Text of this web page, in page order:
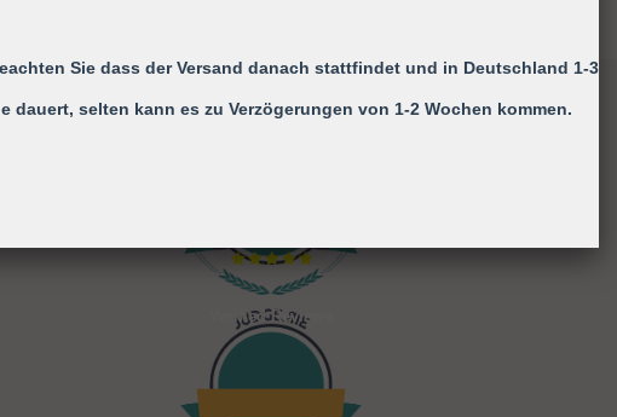
Verified Reviews
Sie dass der Versand danach stattfindet und in Deutschland 1-3
dauert, selten kann es zu Verzögerungen von 1-2 Wochen kommen.